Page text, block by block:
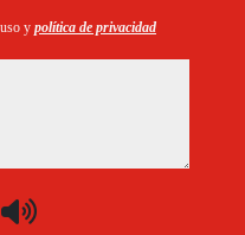
y política de privacidad